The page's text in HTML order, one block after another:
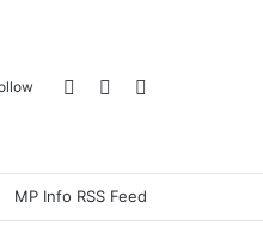
Log InSidebar
MP Info RSS Feed